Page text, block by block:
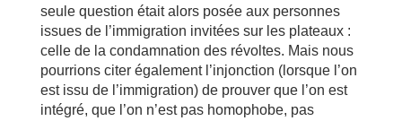
seule question était alors posée aux personnes
issues de l’immigration invitées sur les plateaux :
celle de la condamnation des révoltes. Mais nous
pourrions citer également l’injonction (lorsque l’on
est issu de l’immigration) de prouver que l’on est
intégré, que l’on n’est pas homophobe, pas